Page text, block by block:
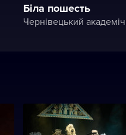
Біла пошесть